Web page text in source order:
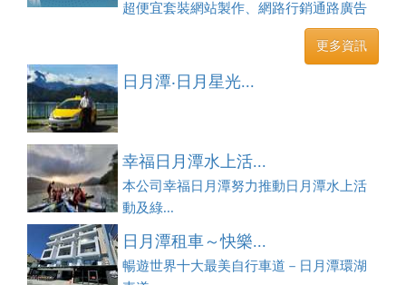
超便宜套裝網站製作、網路行銷通路廣告
刊登、訂房系統、客房委託旅行社銷售，全面優惠中....
更多資訊
日月潭‧日月星光...
幸福日月潭水上活...
本公司幸福日月潭努力推動日月潭水上活
動及綠...
日月潭租車～快樂...
暢遊世界十大最美自行車道－日月潭環湖